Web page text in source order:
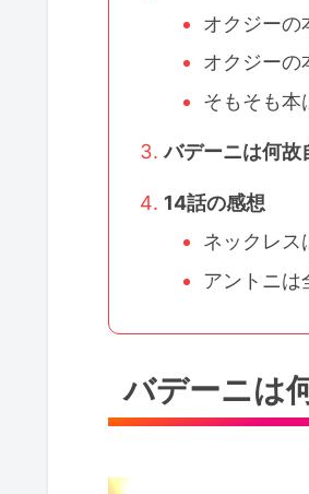
オクジーの
オクジーの
そもそも本
バデーニは何故
14話の感想
ネックレス
アントニは
バデーニは